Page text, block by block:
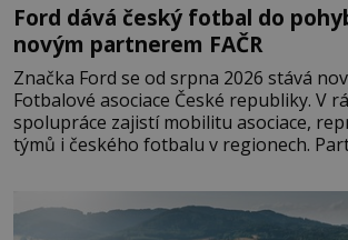
Ford dává český fotbal do
novým partnerem FAČR
Značka Ford se od srpna 2026 stává
Fotbalové asociace České republiky. V
spolupráce zajistí mobilitu asociace,
týmů i českého fotbalu v regionech.